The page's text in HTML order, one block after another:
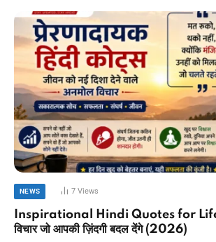
NEWS 7Views
Inspirational Hindi Quotes for
विचार जो आपकी ज़िंदगी बदल देंगे (2026)